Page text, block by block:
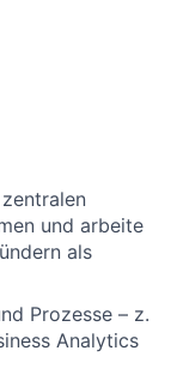
und arbeite
als
Prozesse – z.
Analytics